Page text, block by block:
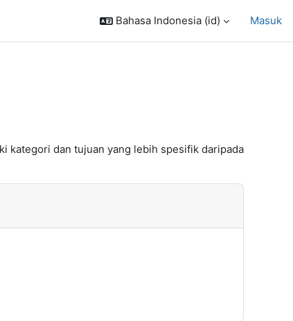
Bahasa Indonesia ‎(id)‎ Masuk
kategori dan tujuan yang lebih spesifik daripada